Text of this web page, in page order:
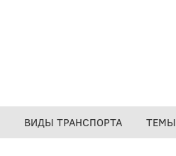
ВИДЫ ТРАНСПОРТА ТЕМЫ